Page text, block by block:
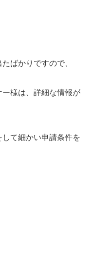
ばかりですので、
様は、詳細な情報が
て細かい申請条件を